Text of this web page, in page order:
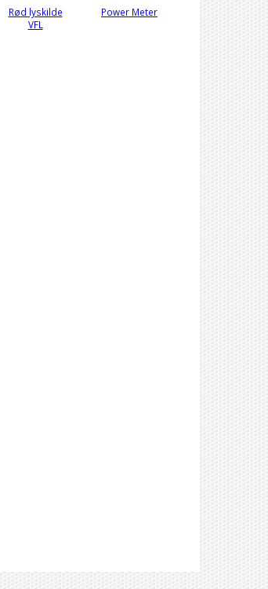
Rød lyskilde
VFL
Power Meter